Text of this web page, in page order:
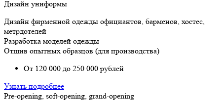
Дизайн униформы
Дизайн фирменной одежды официантов, барменов, хостес,
метрдотелей
Разработка моделей одежды
Отшив опытных образцов (для производства)
От 120 000 до 250 000 рублей
Узнать подробнее
Рre-opening, soft-opening, grand-opening